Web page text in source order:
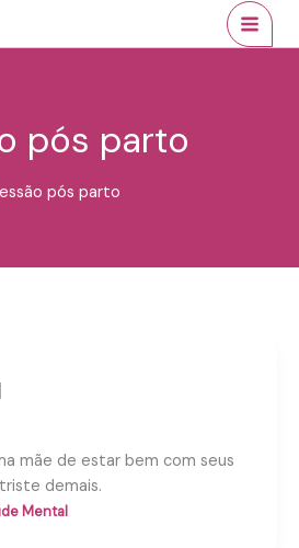
pós parto
pós parto
mãe de estar bem com seus
demais.
Mental